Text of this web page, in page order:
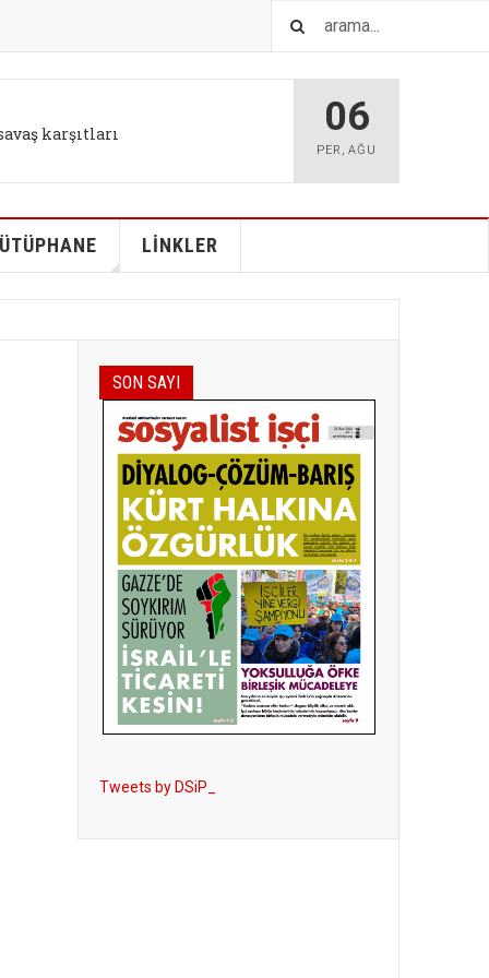
karşıtları 06
PER ,AĞU
LİNKLER
SON SAYI
Tweets by DSiP_